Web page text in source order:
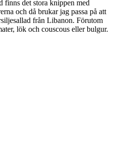
finns det stora knippen med
och då brukar jag passa på att
från Libanon. Förutom
lök och couscous eller bulgur.